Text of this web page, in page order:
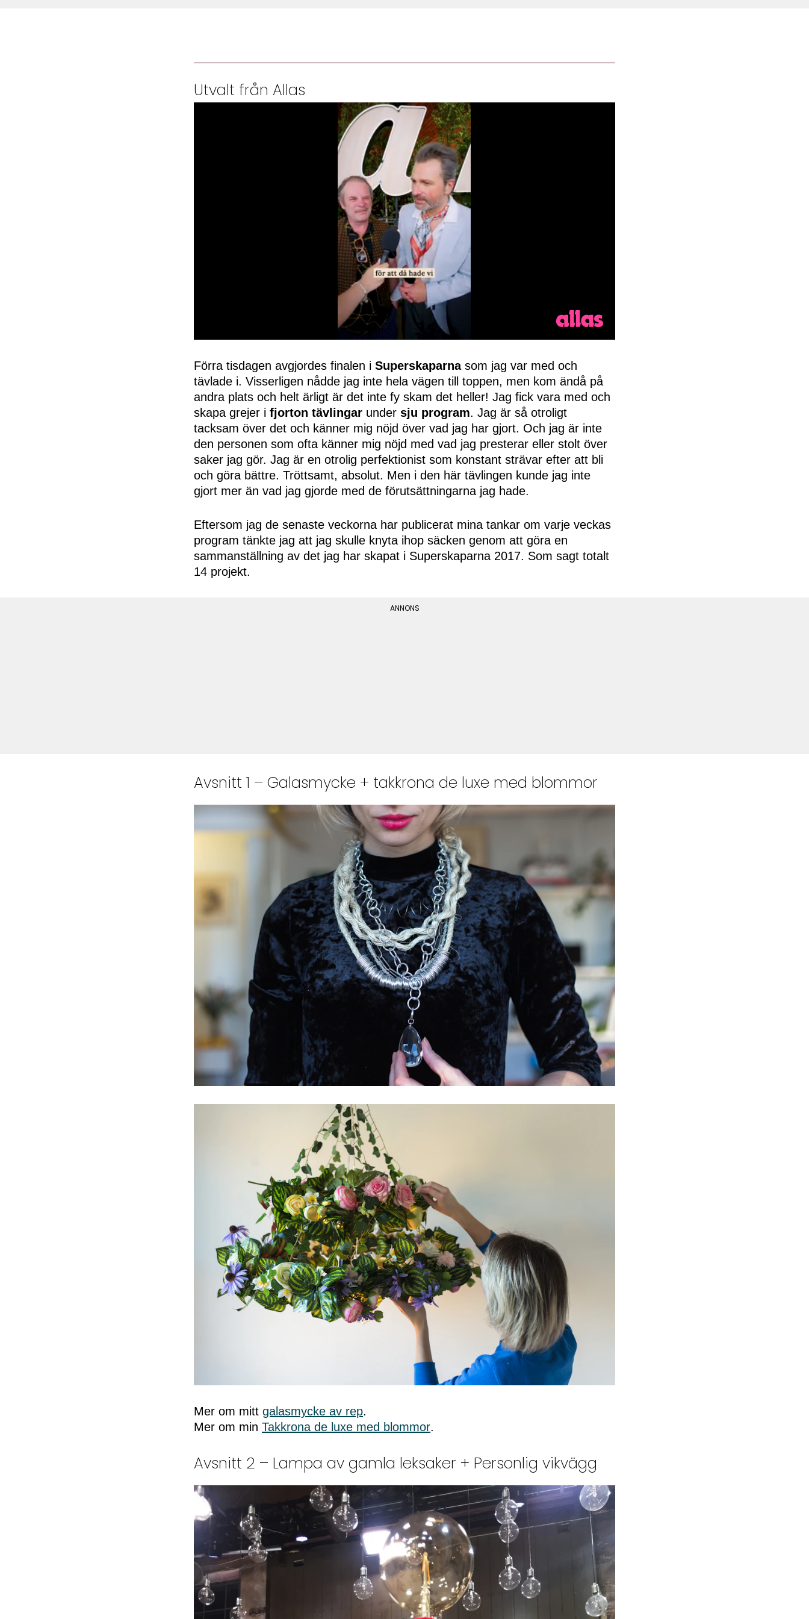
Utvalt från Allas
of
50
secondsVolume
Förra tisdagen avgjordes finalen i Superskaparnasom jag var med och
tävlade i. Visserligen nådde jag inte hela vägen till toppen, men kom ändå på
andra plats och helt ärligt är det inte fy skam det heller! Jag fick vara med och
skapa grejer i fjorton tävlingar under sju program. Jag är så otroligt
tacksam över det och känner mig nöjd över vad jag har gjort. Och jag är inte
den personen som ofta känner mig nöjd med vad jag presterar eller stolt över
saker jag gör. Jag är en otrolig perfektionist som konstant strävar efter att bli
och göra bättre. Tröttsamt, absolut. Men i den här tävlingen kunde jag inte
gjort mer än vad jag gjorde med de förutsättningarna jag hade.
Eftersom jag de senaste veckorna har publicerat mina tankar om varje veckas
program tänkte jag att jag skulle knyta ihop säcken genom att göra en
sammanställning av det jag har skapat i Superskaparna 2017. Som sagt totalt
14 projekt.
Avsnitt 1 – Galasmycke + takkrona de luxe med blommor
Mer om mitt galasmycke av rep.
Mer om min Takkrona de luxe med blommor.
Avsnitt 2 – Lampa av gamla leksaker + Personlig vikvägg